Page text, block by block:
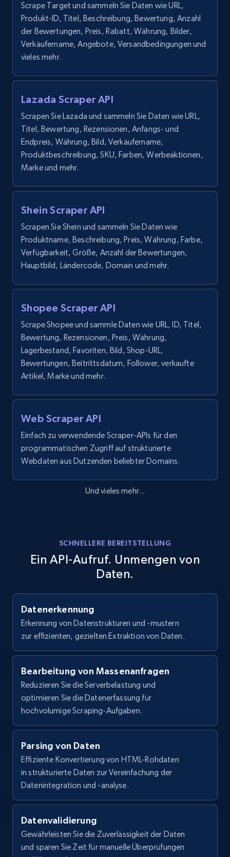
Scrape Target und sammeln Sie Daten wie URL,
Produkt-ID, Titel, Beschreibung, Bewertung, Anzahl
der Bewertungen, Preis, Rabatt, Währung, Bilder,
Verkäufername, Angebote, Versandbedingungen und
vieles mehr.
Lazada Scraper API
Scrapen Sie Lazada und sammeln Sie Daten wie URL,
Titel, Bewertung, Rezensionen, Anfangs- und
Endpreis, Währung, Bild, Verkäufername,
Produktbeschreibung, SKU, Farben, Werbeaktionen,
Marke und mehr.
Shein Scraper API
Scrapen Sie Shein und sammeln Sie Daten wie
Produktname, Beschreibung, Preis, Währung, Farbe,
Verfügbarkeit, Größe, Anzahl der Bewertungen,
Hauptbild, Ländercode, Domain und mehr.
Shopee Scraper API
Scrape Shopee und sammle Daten wie URL, ID, Titel,
Bewertung, Rezensionen, Preis, Währung,
Lagerbestand, Favoriten, Bild, Shop-URL,
Bewertungen, Beitrittsdatum, Follower, verkaufte
Artikel, Marke und mehr.
Web Scraper API
Einfach zu verwendende Scraper-APIs für den
programmatischen Zugriff auf strukturierte
Webdaten aus Dutzenden beliebter Domains.
Und vieles mehr...
SCHNELLERE BEREITSTELLUNG
Ein API-Aufruf. Unmengen von
Daten.
Datenerkennung
Erkennung von Datenstrukturen und -mustern
zur effizienten, gezielten Extraktion von Daten.
Bearbeitung von Massenanfragen
Reduzieren Sie die Serverbelastung und
optimieren Sie die Datenerfassung für
hochvolumige Scraping-Aufgaben.
Parsing von Daten
Effiziente Konvertierung von HTML-Rohdaten
in strukturierte Daten zur Vereinfachung der
Datenintegration und -analyse.
Datenvalidierung
Gewährleisten Sie die Zuverlässigkeit der Daten
und sparen Sie Zeit für manuelle Überprüfungen